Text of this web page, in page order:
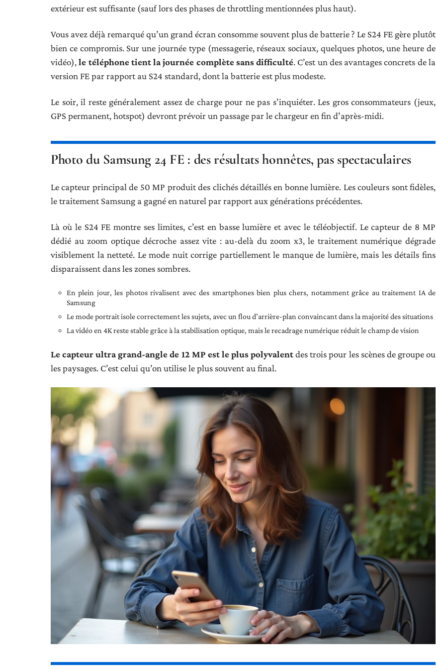
extérieur est suffisante (sauf lors des phases de throttling mentionnées plus haut).
Vous avez déjà remarqué qu’un grand écran consomme souvent plus de batterie ? Le S24 FE gère plutôt
bien ce compromis. Sur une journée type (messagerie, réseaux sociaux, quelques photos, une heure de
vidéo),le téléphone tient la journée complète sans difficulté. C’est un des avantages concrets de la
version FE par rapport au S24 standard, dont la batterie est plus modeste.
Le soir, il reste généralement assez de charge pour ne pas s’inquiéter. Les gros consommateurs (jeux,
GPS permanent, hotspot) devront prévoir un passage par le chargeur en fin d’après-midi.
Photo du Samsung 24 FE : des résultats honnêtes, pas spectaculaires
Le capteur principal de 50 MP produit des clichés détaillés en bonne lumière. Les couleurs sont fidèles,
le traitement Samsung a gagné en naturel par rapport aux générations précédentes.
Là où le S24 FE montre ses limites, c’est en basse lumière et avec le téléobjectif. Le capteur de 8 MP
dédié au zoom optique décroche assez vite : au-delà du zoom x3, le traitement numérique dégrade
visiblement la netteté. Le mode nuit corrige partiellement le manque de lumière, mais les détails fins
disparaissent dans les zones sombres.
En plein jour, les photos rivalisent avec des smartphones bien plus chers, notamment grâce au traitement IA de
Samsung
Le mode portrait isole correctement les sujets, avec un flou d’arrière-plan convaincant dans la majorité des situations
La vidéo en 4K reste stable grâce à la stabilisation optique, mais le recadrage numérique réduit le champ de vision
Le capteur ultra grand-angle de 12 MP est le plus polyvalentdes trois pour les scènes de groupe ou
les paysages. C’est celui qu’on utilise le plus souvent au final.